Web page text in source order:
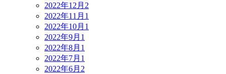
2022年12月 2
2022年11月 1
2022年10月 1
2022年9月 1
2022年8月 1
2022年7月 1
2022年6月 2